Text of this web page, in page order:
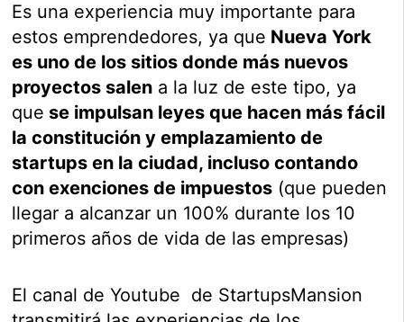
Es una experiencia muy importante para
estos emprendedores, ya que Nueva York
es uno de los sitios donde más nuevos
proyectos salen a la luz de este tipo, ya
que se impulsan leyes que hacen más fácil
la constitución y emplazamiento de
startups en la ciudad, incluso contando
con exenciones de impuestos (que pueden
llegar a alcanzar un 100% durante los 10
primeros años de vida de las empresas)
El canal de Youtube de StartupsMansion